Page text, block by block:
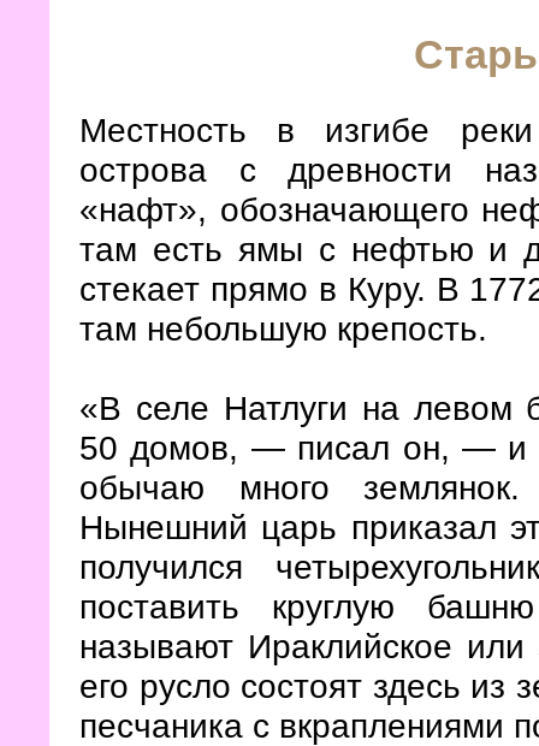
Местность в изгибе
острова с древности
«нафт», обозначающего
там есть ямы с нефтью и
стекает прямо в Куру. В
там небольшую крепость.
«В селе Натлуги на левом
50 домов, — писал он, — и
обычаю много
Нынешний царь приказал
получился
поставить круглую
называют Ираклийское
его русло состоят здесь из
песчаника с вкраплениями